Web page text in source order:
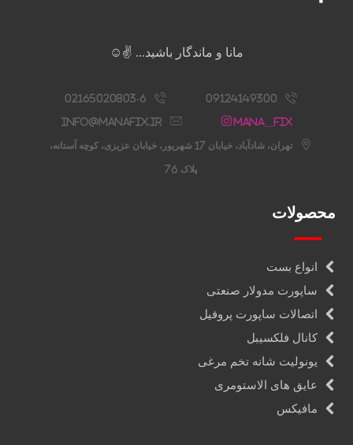
مانا و ماندگار باشید... ✌️☺️
09124149300
02165020803-6
Mana__fix
info@manafix.ir
تهران، شادآباد، خیابان 17 شهریور، خیابان عزیزی، کوچه آستانه،
پلاک 76
محصولات
انواع بست
ساپورت مدولار صنعتی
اتصالات ساپورت پروفیل
کانال فلکسیبل
یونولیت شانه تخم مرغی
عایق های الاستومری
مافیکس